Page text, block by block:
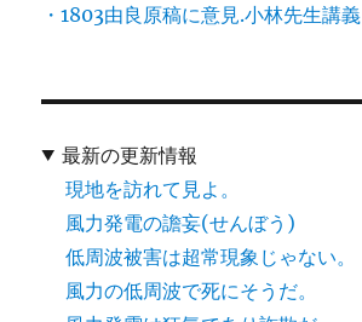
・1803由良原稿に意見.小林先生講義
最新の更新情報
現地を訪れて見よ。
風力発電の譫妄(せんぼう)
低周波被害は超常現象じゃない。
風力の低周波で死にそうだ。